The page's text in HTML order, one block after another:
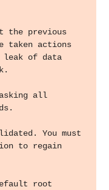
the previous
taken actions
leak of data
all
You must
to regain
root